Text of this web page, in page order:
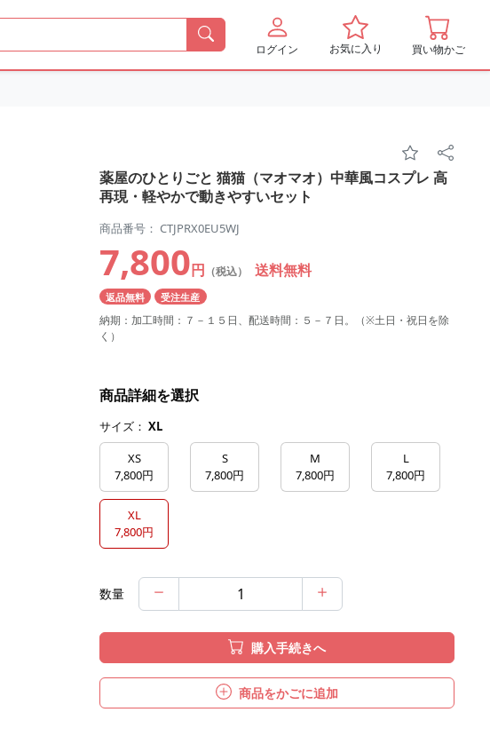
ログイン お気に入り 買い物かご
薬屋のひとりごと 猫猫（マオマオ）中華風コスプレ 高
再現・軽やかで動きやすいセット
商品番号： CTJPRX0EU5WJ
7,800円 （税込） 送料無料
返品無料 受注生産
納期：加工時間：７－１５日、配送時間：５－７日。（※土日・祝日を除
く）
商品詳細を選択
サイズ： XL
XS
7,800円
S
7,800円
M
7,800円
L
7,800円
XL
7,800円
数量
購入手続きへ
商品をかごに追加